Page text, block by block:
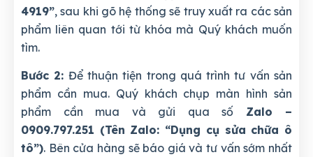
4919”, sau khi gõ hệ thống sẽ truy xuất ra các sản
phẩm liên quan tới từ khóa mà Quý khách muốn
tìm.
Bước 2: Để thuận tiện trong quá trình tư vấn sản
phẩm cần mua. Quý khách chụp màn hình sản
phẩm cần mua và gửi qua số Zalo –
0909.797.251 (Tên Zalo: “Dụng cụ sửa chữa ô
tô”). Bên cửa hàng sẽ báo giá và tư vấn sớm nhất